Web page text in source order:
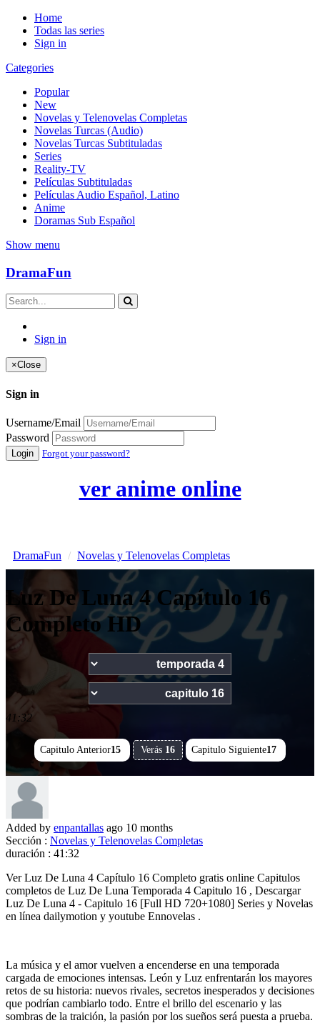
Home
Todas las series
Sign in
Categories
Popular
New
Novelas y Telenovelas Completas
Novelas Turcas (Audio)
Novelas Turcas Subtituladas
Series
Reality-TV
Películas Subtituladas
Películas Audio Español, Latino
Anime
Doramas Sub Español
Show menu
DramaFun
Sign in
×Close
Sign in
Username/Email
Password
Login Forgot your password?
ver anime online
DramaFun Novelas y Telenovelas Completas
Luz De Luna 4 Capítulo 16
Completo HD
41:32
Capitulo Anterior15 Verás 16 Capitulo Siguiente17
Added by enpantallas ago 10 months
Sección : Novelas y Telenovelas Completas
duración : 41:32
Ver Luz De Luna 4 Capítulo 16 Completo gratis online Capitulos
completos de Luz De Luna Temporada 4 Capitulo 16 , Descargar
Luz De Luna 4 - Capitulo 16 [Full HD 720+1080] Series y Novelas
en línea dailymotion y youtube Ennovelas .
La música y el amor vuelven a encenderse en una temporada
cargada de emociones intensas. León y Luz enfrentarán los mayores
retos de su historia: nuevos rivales, secretos inesperados y decisiones
que podrían cambiarlo todo. Entre el brillo del escenario y las
sombras de la traición, la pasión por los sueños será puesta a prueba.